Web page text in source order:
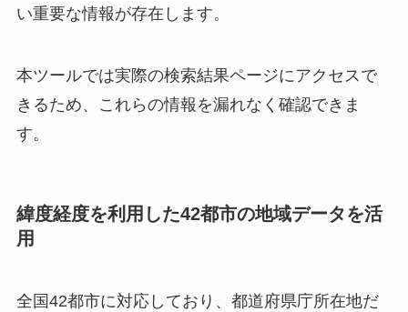
い重要な情報が存在します。
本ツールでは実際の検索結果ページにアクセスで
きるため、これらの情報を漏れなく確認できま
す。
緯度経度を利用した42都市の地域データを活
用
全国42都市に対応しており、都道府県庁所在地だ